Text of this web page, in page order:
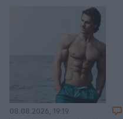
08.08.2026, 19:19